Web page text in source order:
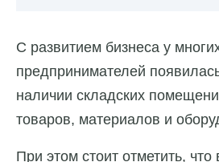
С развитием бизнеса у
предпринимателей
наличии складских
товаров, материалов и
При этом стоит отметить, что